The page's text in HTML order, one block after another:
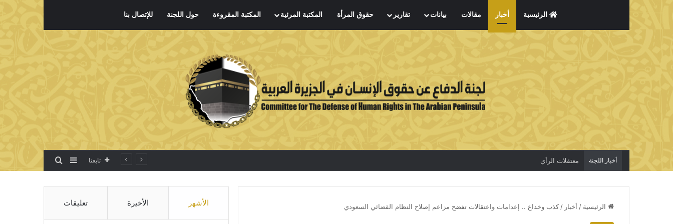
الرئيسية أخبار مقالات بيانات تقارير حقوق المرأة المكتبة المرئية المكتبة المقروءة حول اللجنة للإتصال بنا
أخبار اللجنة معتقلات الرأي تابعنا إضافة عمود جانبي
بحث عن
الرئيسية / أخبار / كذب وخداع .. إعدامات واعتقالات تفضح مزاعم إصلاح النظام القضائي السعودي الأشهر الأخيرة تعليقات